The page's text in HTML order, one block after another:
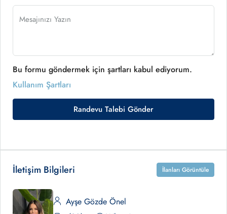
Bu formu göndermek için şartları kabul ediyorum.
Kullanım Şartları
Randevu Talebi Gönder
İletişim Bilgileri İlanları Görüntüle
Ayşe Gözde Önel